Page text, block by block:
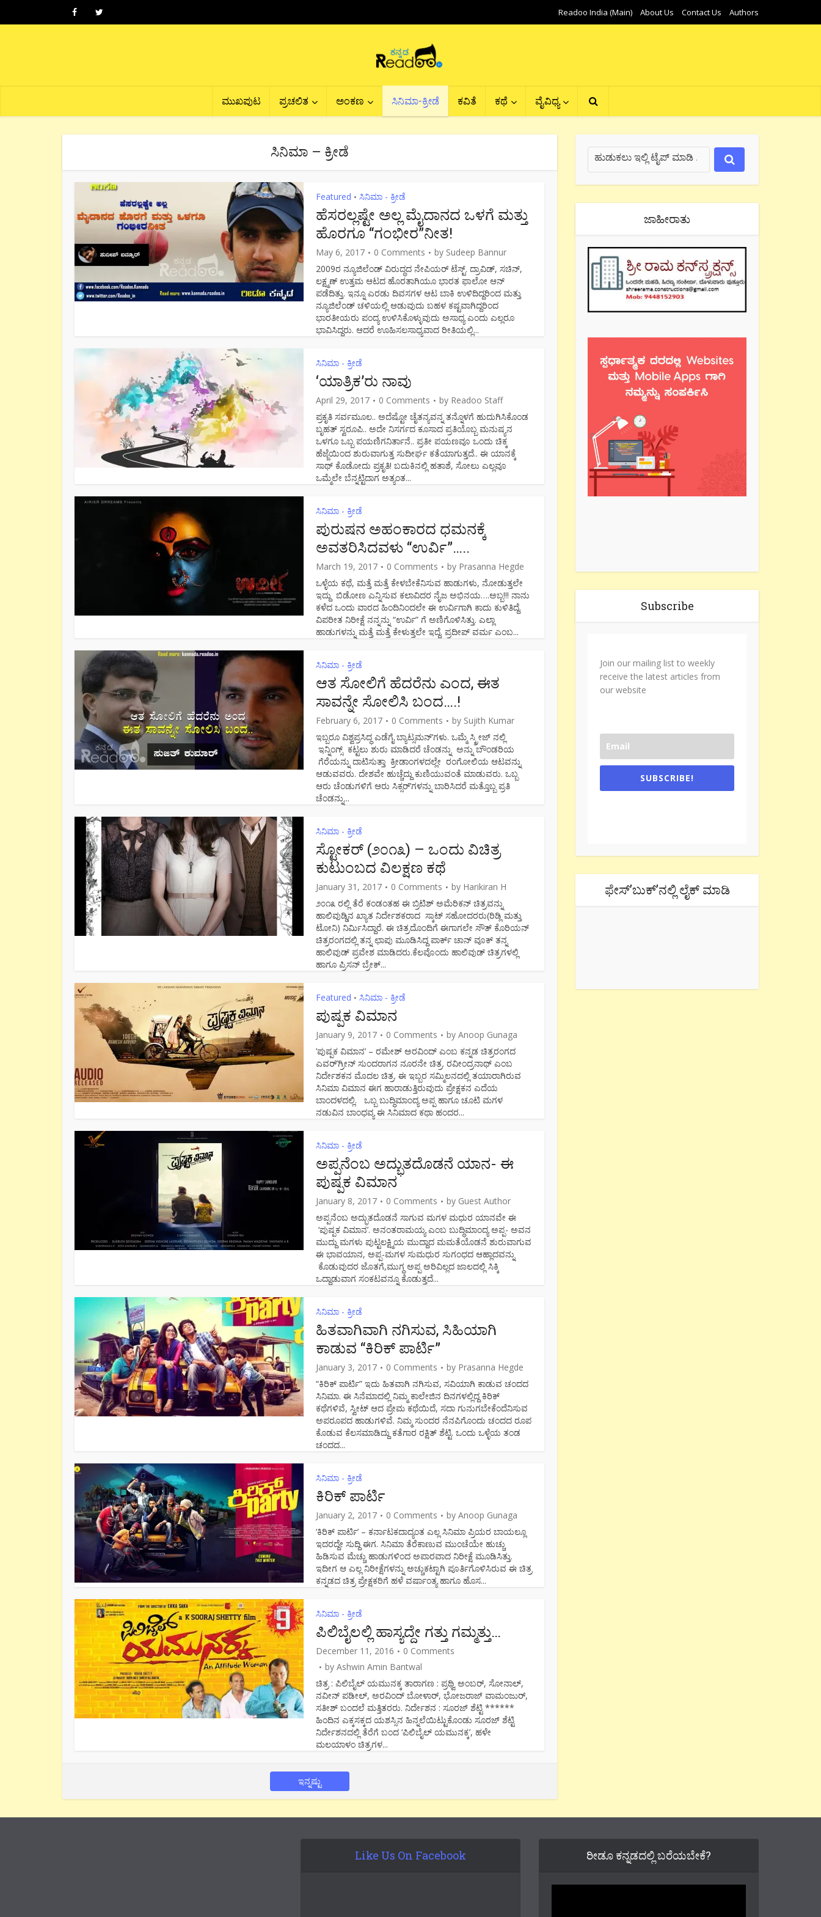
Readoo India (Main) About Us Contact Us Authors
ಮುಖಪುಟ ಪ್ರಚಲಿತ ಅಂಕಣ ಸಿನಿಮಾ-ಕ್ರೀಡೆ ಕವಿತೆ ಕಥೆ ವೈವಿಧ್ಯ
ಸಿನಿಮಾ – ಕ್ರೀಡೆ
Featured • ಸಿನಿಮಾ - ಕ್ರೀಡೆ
ಹೆಸರಲ್ಲಷ್ಟೇ ಅಲ್ಲ ಮೈದಾನದ ಒಳಗೆ ಮತ್ತು
ಹೊರಗೂ “ಗಂಭೀರ”ನೀತ!
May 6, 2017 0 Comments by Sudeep Bannur
2009ರ ನ್ಯೂಜಿಲೆಂಡ್ ವಿರುದ್ಧದ ನೇಪಿಯರ್ ಟೆಸ್ಟ್. ದ್ರಾವಿಡ್, ಸಚಿನ್,
ಲಕ್ಷ್ಮಣ್ ಉತ್ತಮ ಆಟದ ಹೊರತಾಗಿಯೂ ಭಾರತ ಫಾಲೋ ಆನ್
ಪಡೆದಿತ್ತು. ಇನ್ನೂ ಎರಡು ದಿವಸಗಳ ಆಟ ಬಾಕಿ ಉಳಿದಿದ್ದರಿಂದ ಮತ್ತು
ನ್ಯೂಜಿಲೆಂಡ್ ಚಳಿಯಲ್ಲಿ ಆಡುವುದು ಬಹಳ ಕಷ್ಟವಾಗಿದ್ದರಿಂದ
ಭಾರತೀಯರು ಪಂದ್ಯ ಉಳಿಸಿಕೊಳ್ಳುವುದು ಅಸಾಧ್ಯ ಎಂದು ಎಲ್ಲರೂ
ಭಾವಿಸಿದ್ದರು. ಆದರೆ ಊಹಿಸಲಸಾಧ್ಯವಾದ ರೀತಿಯಲ್ಲಿ...
ಸಿನಿಮಾ - ಕ್ರೀಡೆ
‘ಯಾತ್ರಿಕ’ರು ನಾವು
April 29, 2017 0 Comments by Readoo Staff
ಪ್ರಕೃತಿ ಸರ್ವಮೂಲ.. ಅದೆಷ್ಟೋ ಚೈತನ್ಯವನ್ನ ತನ್ನೊಳಗೆ ಹುದುಗಿಸಿಕೊಂಡ
ಬೃಹತ್ ಸ್ವರೂಪಿ.. ಅದೇ ನಿಸರ್ಗದ ಕೂಸಾದ ಪ್ರತಿಯೊಬ್ಬ ಮನುಷ್ಯನ
ಒಳಗೂ ಒಬ್ಬ ಪಯಣಿಗನಿರ್ತಾನೆ.. ಪ್ರತೀ ಪಯಣವೂ ಒಂದು ಚಿಕ್ಕ
ಹೆಜ್ಜೆಯಿಂದ ಶುರುವಾಗುತ್ತ ಸುದೀರ್ಘ ಕತೆಯಾಗುತ್ತದೆ.. ಈ ಯಾನಕ್ಕೆ
ಸಾಥ್ ಕೊಡೋದು ಪ್ರಕೃತಿ! ಬದುಕಿನಲ್ಲಿ ಹತಾಶೆ, ಸೋಲು ಎಲ್ಲವೂ
ಒಮ್ಮೆಲೇ ಬೆನ್ನಟ್ಟಿದಾಗ ಅತ್ಯಂತ...
ಸಿನಿಮಾ - ಕ್ರೀಡೆ
ಪುರುಷನ ಅಹಂಕಾರದ ಧಮನಕ್ಕೆ
ಅವತರಿಸಿದವಳು “ಉರ್ವಿ”…..
March 19, 2017 0 Comments by Prasanna Hegde
ಒಳ್ಳೆಯ ಕಥೆ, ಮತ್ತೆ ಮತ್ತೆ ಕೇಳಬೇಕೆನಿಸುವ ಹಾಡುಗಳು, ನೋಡುತ್ತಲೇ
ಇದ್ದು ಬಿಡೋಣ ಎನ್ನಿಸುವ ಕಲಾವಿದರ ನೈಜ ಅಭಿನಯ….ಅಬ್ಬ!!! ನಾನು
ಕಳೆದ ಒಂದು ವಾರದ ಹಿಂದಿನಿಂದಲೇ ಈ ಉರ್ವಿಗಾಗಿ ಕಾದು ಕುಳಿತಿದ್ದೆ.
ವಿಪರೀತ ನಿರೀಕ್ಷೆ ನನ್ನನ್ನು “ಉರ್ವಿ” ಗೆ ಅಣಿಗೊಳಿಸಿತ್ತು. ಎಲ್ಲಾ
ಹಾಡುಗಳನ್ನು ಮತ್ತೆ ಮತ್ತೆ ಕೇಳುತ್ತಲೇ ಇದ್ದೆ. ಪ್ರದೀಪ್ ವರ್ಮ ಎಂಬ...
ಸಿನಿಮಾ - ಕ್ರೀಡೆ
ಆತ ಸೋಲಿಗೆ ಹೆದರೆನು ಎಂದ, ಈತ
ಸಾವನ್ನೇ ಸೋಲಿಸಿ ಬಂದ….!
February 6, 2017 0 Comments by Sujith Kumar
ಇಬ್ಬರೂ ವಿಶ್ವಪ್ರಸಿದ್ಧ ಎಡೆಗೈ ಬ್ಯಾಟ್ಸಮನ್’ಗಳು. ಒಮ್ಮೆ ಸ್ಕ್ರೀಜ್ ನಲ್ಲಿ
ಇನ್ನಿಂಗ್ಸ್ ಕಟ್ಟಲು ಶುರು ಮಾಡಿದರೆ ಚೆಂಡನ್ನು ಅನ್ನು ಬೌಂಡರಿಯ
ಗೆರೆಯನ್ನು ದಾಟಿಸುತ್ತಾ ಕ್ರೀಡಾಂಗಳದಲ್ಲೇ ರಂಗೋಲಿಯ ಆಟವನ್ನು
ಆಡುವವರು. ದೇಶವೇ ಹುಚ್ಚೆದ್ದು ಕುಣಿಯುವಂತೆ ಮಾಡುವರು. ಒಬ್ಬ
ಆರು ಚೆಂಡುಗಳಿಗೆ ಆರು ಸಿಕ್ಸರ್’ಗಳನ್ನು ಬಾರಿಸಿದರೆ ಮತ್ತೊಬ್ಬ ಪ್ರತಿ
ಚೆಂಡನ್ನು...
ಸಿನಿಮಾ - ಕ್ರೀಡೆ
ಸ್ಟೋಕರ್ (೨೦೧೩) – ಒಂದು ವಿಚಿತ್ರ
ಕುಟುಂಬದ ವಿಲಕ್ಷಣ ಕಥೆ
January 31, 2017 0 Comments by Harikiran H
೨೦೧೩ ರಲ್ಲಿ ತೆರೆ ಕಂಡಂತಹ ಈ ಬ್ರಿಟಿಶ್ ಅಮೆರಿಕನ್ ಚಿತ್ರವನ್ನು
ಹಾಲಿವುಡ್ಡಿನ ಖ್ಯಾತ ನಿರ್ದೇಶಕರಾದ ಸ್ಕಾಟ್ ಸಹೋದರರು(ರಿಡ್ಲಿ ಮತ್ತು
ಟೋನಿ) ನಿರ್ಮಿಸಿದ್ದಾರೆ. ಈ ಚಿತ್ರದೊಂದಿಗೆ ಈಗಾಗಲೇ ಸೌತ್ ಕೊರಿಯನ್
ಚಿತ್ರರಂಗದಲ್ಲಿ ತನ್ನ ಛಾಪು ಮೂಡಿಸಿದ್ದ ಪಾರ್ಕ್ ಚಾನ್ ವೂಕ್ ತನ್ನ
ಹಾಲಿವುಡ್ ಪ್ರವೇಶ ಮಾಡಿದರು.ಕೆಲವೊಂದು ಹಾಲಿವುಡ್ ಚಿತ್ರಗಳಲ್ಲಿ
ಹಾಗೂ ಪ್ರಿಸನ್ ಬ್ರೇಕ್...
Featured • ಸಿನಿಮಾ - ಕ್ರೀಡೆ
ಪುಷ್ಪಕ ವಿಮಾನ
January 9, 2017 0 Comments by Anoop Gunaga
’ಪುಷ್ಪಕ ವಿಮಾನ’ – ರಮೇಶ್ ಅರವಿಂದ್ ಎಂಬ ಕನ್ನಡ ಚಿತ್ರರಂಗದ
ಎವರ್’ಗ್ರೀನ್ ಸುಂದರಾಗನ ನೂರನೇ ಚಿತ್ರ. ರವೀಂದ್ರನಾಥ್ ಎಂಬ
ನಿರ್ದೇಶಕನ ಮೊದಲ ಚಿತ್ರ. ಈ ಇಬ್ಬರ ಸಮ್ಮಿಲನದಲ್ಲಿ ತಯಾರಾಗಿರುವ
ಸಿನಿಮಾ ವಿಮಾನ ಈಗ ಹಾರಾಡುತ್ತಿರುವುದು ಪ್ರೇಕ್ಷಕನ ಎದೆಯ
ಬಾಂದಳದಲ್ಲಿ. ಒಬ್ಬ ಬುದ್ಧಿಮಾಂದ್ಯ ಅಪ್ಪ ಹಾಗೂ ಚೂಟಿ ಮಗಳ
ನಡುವಿನ ಬಾಂಧವ್ಯ ಈ ಸಿನಿಮಾದ ಕಥಾ ಹಂದರ...
ಸಿನಿಮಾ - ಕ್ರೀಡೆ
ಅಪ್ಪನೆಂಬ ಅದ್ಭುತದೊಡನೆ ಯಾನ- ಈ
ಪುಷ್ಪಕ ವಿಮಾನ
January 8, 2017 0 Comments by Guest Author
ಅಪ್ಪನೆಂಬ ಅದ್ಭುತದೊಡನೆ ಸಾಗುವ ಮಗಳ ಮಧುರ ಯಾನವೇ ಈ
‘ಪುಷ್ಪಕ ವಿಮಾನ’. ಅನಂತರಾಮಯ್ಯ ಎಂಬ ಬುದ್ಧಿಮಾಂದ್ಯ ಅಪ್ಪ- ಅವನ
ಮುದ್ದು ಮಗಳು ಪುಟ್ಟಲಕ್ಷ್ಮಿಯ ಮುದ್ದಾದ ಮಮತೆಯೊಡನೆ ಶುರುವಾಗುವ
ಈ ಭಾವಯಾನ, ಅಪ್ಪ-ಮಗಳ ಸುಮಧುರ ಸುಗಂಧದ ಆಹ್ಲಾದವನ್ನು
ಕೊಡುವುದರ ಜೊತಗೆ,ಮುಗ್ಧ ಅಪ್ಪ ಅರಿವಿಲ್ಲದ ಜಾಲದಲ್ಲಿ ಸಿಕ್ಕಿ
ಒದ್ದಾಡುವಾಗ ಸಂಕಟವನ್ನೂ ಕೊಡುತ್ತದೆ...
ಸಿನಿಮಾ - ಕ್ರೀಡೆ
ಹಿತವಾಗಿವಾಗಿ ನಗಿಸುವ, ಸಿಹಿಯಾಗಿ
ಕಾಡುವ “ಕಿರಿಕ್ ಪಾರ್ಟಿ”
January 3, 2017 0 Comments by Prasanna Hegde
“ಕಿರಿಕ್ ಪಾರ್ಟಿ” ಇದು ಹಿತವಾಗಿ ನಗಿಸುವ, ಸವಿಯಾಗಿ ಕಾಡುವ ಚಂದದ
ಸಿನಿಮಾ. ಈ ಸಿನೆಮಾದಲ್ಲಿ ನಿಮ್ಮ ಕಾಲೇಜಿನ ದಿನಗಳಲ್ಲಿದ್ದ ಕಿರಿಕ್
ಕಥೆಗಳಿವೆ, ಸ್ವೀಟ್ ಆದ ಪ್ರೇಮ ಕಥೆಯಿದೆ, ಸದಾ ಗುನುಗಬೇಕೆಂದೆನಿಸುವ
ಅಪರೂಪದ ಹಾಡುಗಳಿವೆ. ನಿಮ್ಮ ಸುಂದರ ನೆನಪಿಗೊಂದು ಚಂದದ ರೂಪ
ಕೊಡುವ ಕೆಲಸಮಾಡಿದ್ದು ಕತೆಗಾರ ರಕ್ಷಿತ್ ಶೆಟ್ಟಿ. ಒಂದು ಒಳ್ಳೆಯ ತಂಡ
ಚಂದದ...
ಸಿನಿಮಾ - ಕ್ರೀಡೆ
ಕಿರಿಕ್ ಪಾರ್ಟಿ
January 2, 2017 0 Comments by Anoop Gunaga
‘ಕಿರಿಕ್ ಪಾರ್ಟಿ’ – ಕರ್ನಾಟಕದಾದ್ಯಂತ ಎಲ್ಲ ಸಿನಿಮಾ ಪ್ರಿಯರ ಬಾಯಲ್ಲೂ
ಇದರದ್ದೇ ಸುದ್ದಿ ಈಗ. ಸಿನಿಮಾ ತೆರೆಕಾಣುವ ಮುಂಚೆಯೇ ಹುಚ್ಚು
ಹಿಡಿಸುವ ಮೆಚ್ಚು ಹಾಡುಗಳಿಂದ ಅಪಾರವಾದ ನಿರೀಕ್ಷೆ ಮೂಡಿಸಿತ್ತು.
ಇದೀಗ ಆ ಎಲ್ಲ ನಿರೀಕ್ಷೆಗಳನ್ನು ಅಚ್ಚುಕಟ್ಟಾಗಿ ಪೂರ್ತಿಗೊಳಿಸಿರುವ ಈ ಚಿತ್ರ
ಕನ್ನಡದ ಚಿತ್ರ ಪ್ರೇಕ್ಷಕರಿಗೆ ಹಳೆ ವರ್ಷಾಂತ್ಯ ಹಾಗೂ ಹೊಸ...
ಸಿನಿಮಾ - ಕ್ರೀಡೆ
ಪಿಲಿಬೈಲಲ್ಲಿ ಹಾಸ್ಯದ್ದೇ ಗತ್ತು ಗಮ್ಮತ್ತು…
December 11, 2016
0 Comments
by Ashwin Amin Bantwal
ಚಿತ್ರ : ಪಿಲಿಬೈಲ್ ಯಮುನಕ್ಕ ತಾರಾಗಣ : ಪ್ರಥ್ವಿ ಅಂಬರ್, ಸೋನಾಲ್,
ನವೀನ್ ಪಡೀಲ್, ಅರವಿಂದ್ ಬೋಳಾರ್, ಭೋಜರಾಜ್ ವಾಮಂಜುರ್,
ಸತೀಶ್ ಬಂದಲೆ ಮತ್ತಿತರರು. ನಿರ್ದೇಶನ : ಸೂರಜ್ ಶೆಟ್ಟಿ ******
ಹಿಂದಿನ ಎಕ್ಕಸಕ್ಕದ ಯಶಸ್ಸಿನ ಹಿನ್ನಲೆಯಿಟ್ಟುಕೊಂಡು ಸೂರಜ್ ಶೆಟ್ಟಿ
ನಿರ್ದೇಶನದಲ್ಲಿ ತೆರೆಗೆ ಬಂದ ‘ಪಿಲಿಬೈಲ್ ಯಮುನಕ್ಕ’, ಹಳೇ
ಮಲಯಾಳಂ ಚಿತ್ರಗಳ...
ಇನ್ನಷ್ಟು
ಜಾಹೀರಾತು
Subscribe
Join our mailing list to weekly
receive the latest articles from
our website
SUBSCRIBE!
ಫೇಸ್’ಬುಕ್’ನಲ್ಲಿ ಲೈಕ್ ಮಾಡಿ
Like Us On Facebook ರೀಡೂ ಕನ್ನಡದಲ್ಲಿ ಬರೆಯಬೇಕೆ?